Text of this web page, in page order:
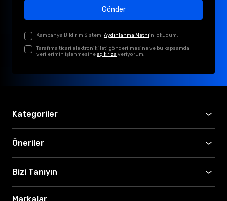
Gönder
Kampanya Bildirim Sistemi Aydınlanma Metni'ni okudum.
Tarafıma ticari elektronik ileti gönderilmesine ve bu kapsamda
verilerimin işlenmesineaçık rıza veriyorum.
Kategoriler
Öneriler
Bizi Tanıyın